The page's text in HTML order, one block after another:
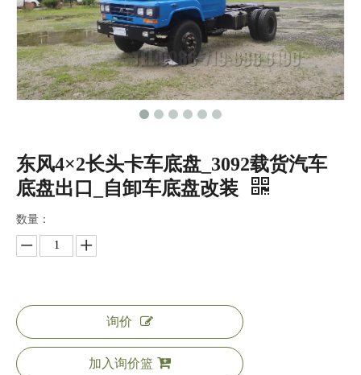
东风4×2长头卡车底盘_3092载货汽车
底盘出口_自卸车底盘改装
数量：
询价
加入询价篮